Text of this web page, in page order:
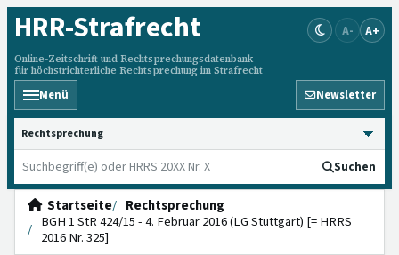
HRR-Strafrecht
Online-Zeitschrift und Rechtsprechungsdatenbank
für höchstrichterliche Rechtsprechung im Strafrecht
A- A+
Menü Newsletter
HRRS durchsuchen
Suchen
Startseite
Rechtsprechung
BGH 1 StR 424/15 - 4. Februar 2016 (LG Stuttgart) [= HRRS
2016 Nr. 325]